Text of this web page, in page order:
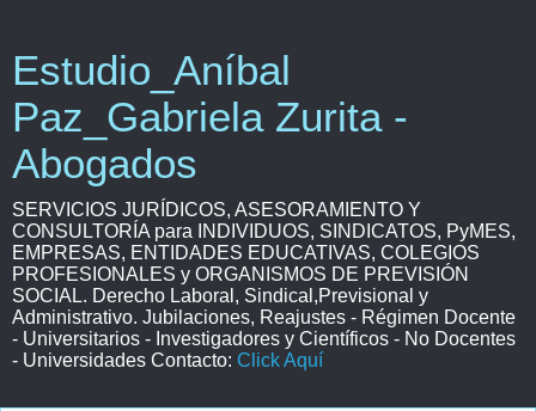
Estudio_Aníbal
Paz_Gabriela Zurita -
Abogados
SERVICIOS JURÍDICOS, ASESORAMIENTO Y
CONSULTORÍA para INDIVIDUOS, SINDICATOS, PyMES,
EMPRESAS, ENTIDADES EDUCATIVAS, COLEGIOS
PROFESIONALES y ORGANISMOS DE PREVISIÓN
SOCIAL. Derecho Laboral, Sindical,Previsional y
Administrativo. Jubilaciones, Reajustes - Régimen Docente
- Universitarios - Investigadores y Científicos - No Docentes
- Universidades Contacto: Click Aquí